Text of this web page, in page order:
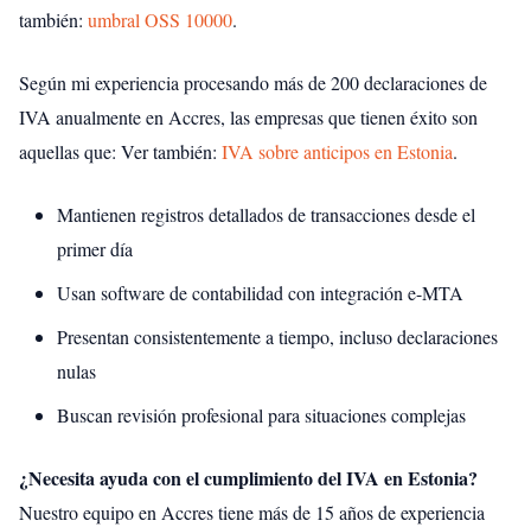
también: umbral OSS 10000.
Según mi experiencia procesando más de 200 declaraciones de
IVA anualmente en Accres, las empresas que tienen éxito son
aquellas que: Ver también: IVA sobre anticipos en Estonia.
Mantienen registros detallados de transacciones desde el
primer día
Usan software de contabilidad con integración e-MTA
Presentan consistentemente a tiempo, incluso declaraciones
nulas
Buscan revisión profesional para situaciones complejas
¿Necesita ayuda con el cumplimiento del IVA en Estonia?
Nuestro equipo en Accres tiene más de 15 años de experiencia